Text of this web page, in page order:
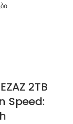
2TB
Speed: